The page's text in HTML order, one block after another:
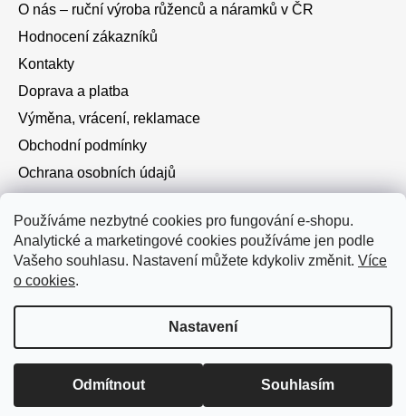
Používáme nezbytné cookies pro fungování e-shopu.
Analytické a marketingové cookies používáme jen podle
Vašeho souhlasu. Nastavení můžete kdykoliv změnit. Více
o cookies.
Nastavení
Odmítnout Souhlasím
Doprava zdarma od 750 Kč • Při platbě převodem dárek k
O nás – ruční výroba růženců a náramků v ČR
Hodnocení zákazníků
Kontakty
Doprava a platba
Výměna, vrácení, reklamace
Obchodní podmínky
Ochrana osobních údajů
Instagram
Vytvořil Shoptet
Copyright 2026Růžence a náramky. Všechna práva
vyhrazena.Upravit nastavení cookies